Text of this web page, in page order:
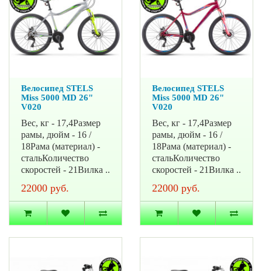
Велосипед STELS
Miss 5000 MD 26"
V020
Вес, кг - 17,4Размер
рамы, дюйм - 16 /
18Рама (материал) -
стальКоличество
скоростей - 21Вилка ..
22000 руб.
Велосипед STELS
Miss 5000 MD 26"
V020
Вес, кг - 17,4Размер
рамы, дюйм - 16 /
18Рама (материал) -
стальКоличество
скоростей - 21Вилка ..
22000 руб.